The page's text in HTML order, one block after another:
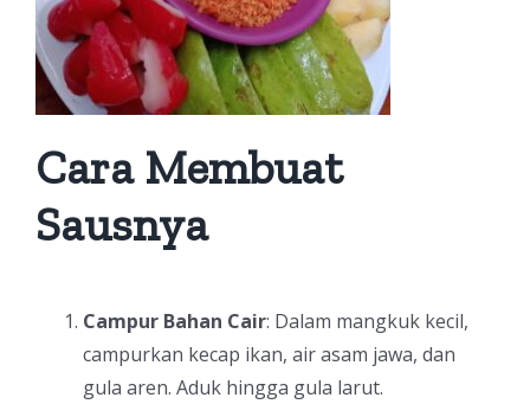
Cara Membuat
Sausnya
Campur Bahan Cair: Dalam mangkuk kecil,
campurkan kecap ikan, air asam jawa, dan
gula aren. Aduk hingga gula larut.